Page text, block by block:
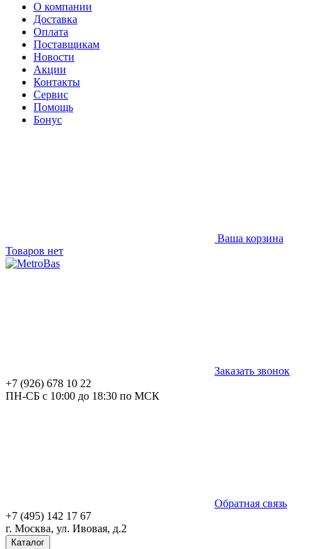
О компании
Доставка
Оплата
Поставщикам
Новости
Акции
Контакты
Сервис
Помощь
Бонус
Ваша корзина
Товаров нет
Заказать звонок
+7 (926) 678 10 22
ПН-СБ с 10:00 до 18:30 по МСК
Обратная связь
+7 (495) 142 17 67
г. Москва, ул. Ивовая, д.2
Каталог